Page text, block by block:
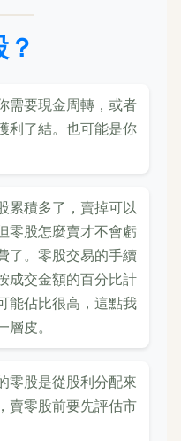
需要現金周轉，或者
利了結。也可能是你
累積多了，賣掉可以
零股怎麼賣才不會虧
了。零股交易的手續
成交金額的百分比計
能佔比很高，這點我
皮。
零股是從股利分配來
賣零股前要先評估市